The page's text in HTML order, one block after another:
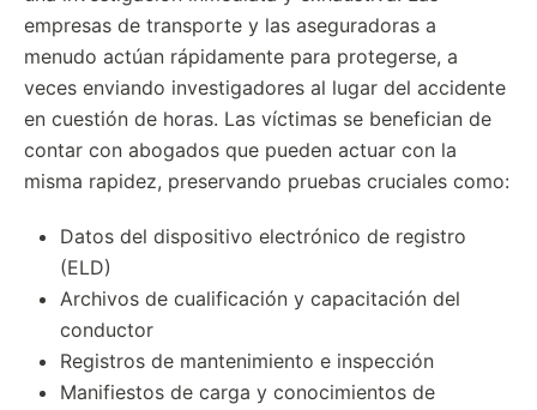
empresas de transporte y las aseguradoras a
menudo actúan rápidamente para protegerse, a
veces enviando investigadores al lugar del accidente
en cuestión de horas. Las víctimas se benefician de
contar con abogados que pueden actuar con la
misma rapidez, preservando pruebas cruciales como:
Datos del dispositivo electrónico de registro
(ELD)
Archivos de cualificación y capacitación del
conductor
Registros de mantenimiento e inspección
Manifiestos de carga y conocimientos de